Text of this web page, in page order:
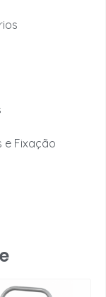
e Fixação